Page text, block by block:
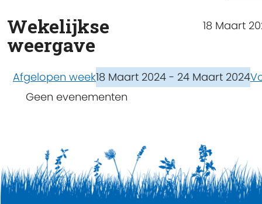
Wekelijkse
weergave
18 Maart
Afgelopen week18 Maart 2024 - 24 Maart 2024
Geen evenementen